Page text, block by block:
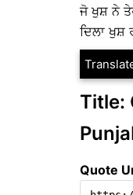
ਜੋ ਖੁਸ਼ ਨੇ
ਦਿਲਾ ਖੁਸ਼
Title:
Quote